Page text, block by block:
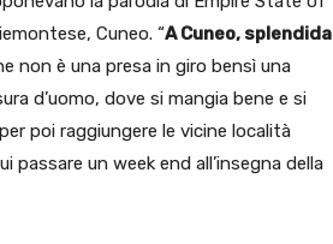
Cuneo. “A Cuneo, splendida
non è una presa in giro bensì una
d’uomo, dove si mangia bene e si
poi raggiungere le vicine località
un week end all’insegna della